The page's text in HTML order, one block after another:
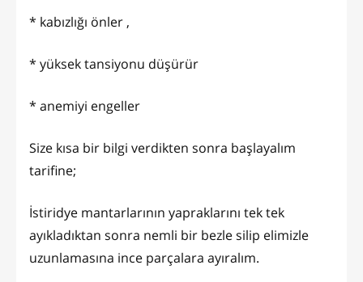
* kabızlığı önler ,
* yüksek tansiyonu düşürür
* anemiyi engeller
Size kısa bir bilgi verdikten sonra başlayalım
tarifine;
İstiridye mantarlarının yapraklarını tek tek
ayıkladıktan sonra nemli bir bezle silip elimizle
uzunlamasına ince parçalara ayıralım.